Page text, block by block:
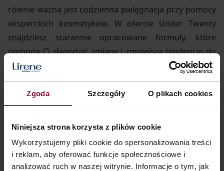
Zgoda Szczegóły O plikach cookies
Niniejsza strona korzysta z plików cookie
Wykorzystujemy pliki cookie do spersonalizowania treści
i reklam, aby oferować funkcje społecznościowe i
analizować ruch w naszej witrynie. Informacje o tym, jak
równie ważna jest codzienna pielęgnacja przy pomocy
eksperckich kosmetyków. W ofercie Under Twenty
znajdziesz starannie opracowane formuły, które
pomogą Ci złagodzić zmiany i zmniejszą tendencję do
pojawiania się kolejnych. Dzięki temu natomiast, że
odświeżą cerę, zapewnią Ci uczucie komfortu na co
dzień.
Podstawą codziennej pielęgnacji jest oczyszczanie
cery, dlatego zaczynamy od polecenia Ci kilku
asortymentu.
Matująca pasta myjąca do twarzydzięki zawartości